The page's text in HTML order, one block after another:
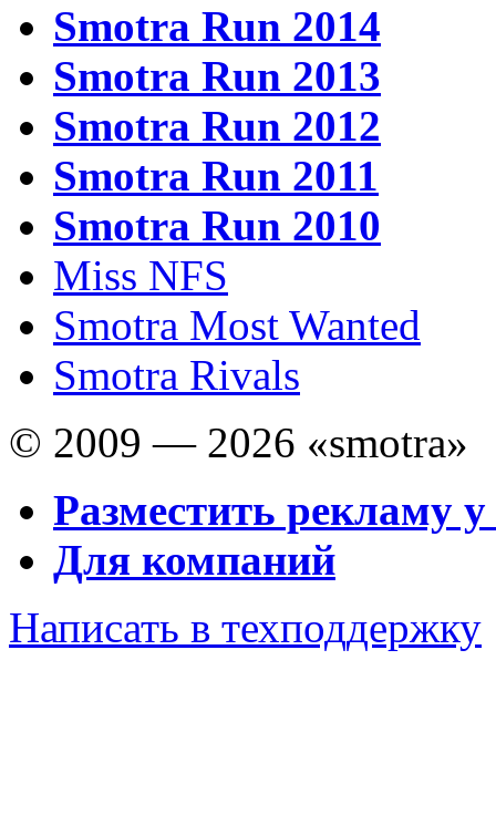
Smotra Run 2014
Smotra Run 2013
Smotra Run 2012
Smotra Run 2011
Smotra Run 2010
Miss NFS
Smotra Most Wanted
Smotra Rivals
© 2009 — 2026 «smotra»
Разместить рекламу у
Для компаний
Написать в техподдержку